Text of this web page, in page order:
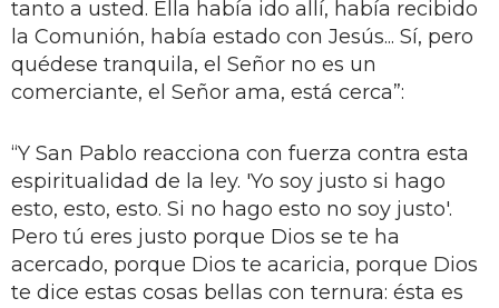
tanto a usted. Ella había ido allí, había recibido
la Comunión, había estado con Jesús... Sí, pero
quédese tranquila, el Señor no es un
comerciante, el Señor ama, está cerca”:
“Y San Pablo reacciona con fuerza contra esta
espiritualidad de la ley. 'Yo soy justo si hago
esto, esto, esto. Si no hago esto no soy justo'.
Pero tú eres justo porque Dios se te ha
acercado, porque Dios te acaricia, porque Dios
te dice estas cosas bellas con ternura: ésta es